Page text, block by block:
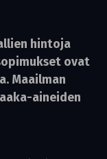
hintoja
ovat
Maailman
aineiden